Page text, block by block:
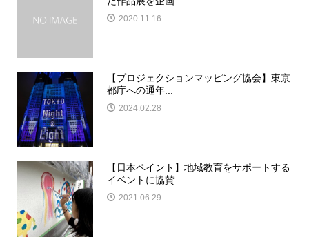
2020.11.16
【プロジェクションマッピング協会】東京
都庁への通年...
2024.02.28
【日本ペイント】地域教育をサポートする
イベントに協賛
2021.06.29